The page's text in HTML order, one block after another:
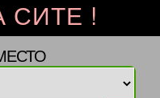
СИТЕ !